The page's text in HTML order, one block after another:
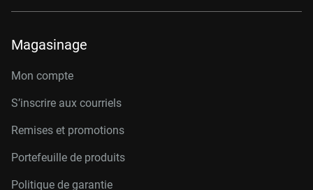
Magasinage
Mon compte
S’inscrire aux courriels
Remises et promotions
Portefeuille de produits
Politique de garantie